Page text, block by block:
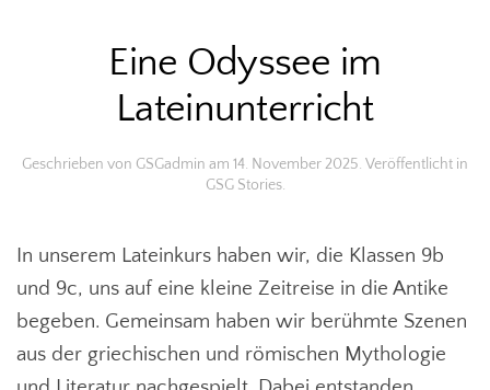
Eine Odyssee im
Lateinunterricht
Geschrieben von GSGadmin am 14. November 2025. Veröffentlicht in
GSG Stories.
In unserem Lateinkurs haben wir, die Klassen 9b
und 9c, uns auf eine kleine Zeitreise in die Antike
begeben. Gemeinsam haben wir berühmte Szenen
aus der griechischen und römischen Mythologie